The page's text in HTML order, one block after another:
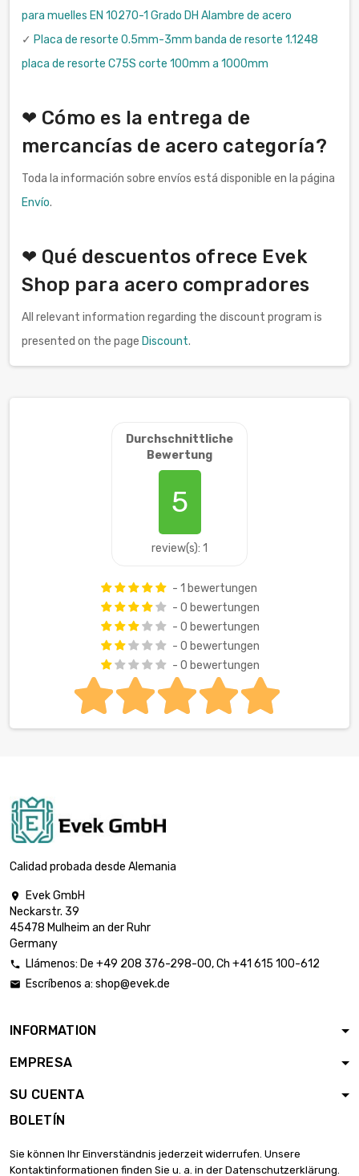
para muelles EN 10270-1 Grado DH Alambre de acero
✓ Placa de resorte 0.5mm-3mm banda de resorte 1.1248
placa de resorte C75S corte 100mm a 1000mm
❤ Cómo es la entrega de
mercancías de acero categoría?
Toda la información sobre envíos está disponible en la página
Envío.
❤ Qué descuentos ofrece Evek
Shop para acero compradores
All relevant information regarding the discount program is
presented on the page Discount.
Durchschnittliche
Bewertung
5
review(s): 1
- 1 bewertungen
- 0 bewertungen
- 0 bewertungen
- 0 bewertungen
- 0 bewertungen
Calidad probada desde Alemania

Evek GmbH
Neckarstr. 39
45478 Mulheim an der Ruhr
Germany
 Llámenos: De +49 208 376-298-00, Ch +41 615 100-612
 Escríbenos a: shop@evek.de
INFORMATION
EMPRESA
SU CUENTA
BOLETÍN
Sie können Ihr Einverständnis jederzeit widerrufen. Unsere
Kontaktinformationen finden Sie u. a. in der Datenschutzerklärung.